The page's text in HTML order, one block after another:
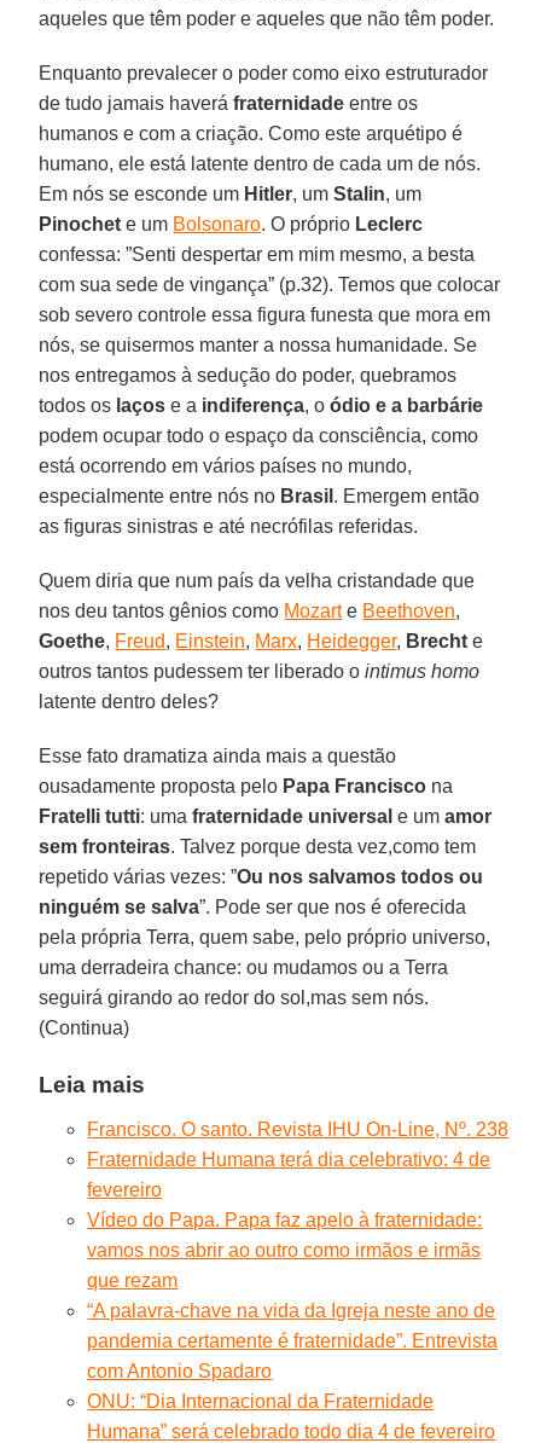
aqueles que têm poder e aqueles que não têm poder.
Enquanto prevalecer o poder como eixo estruturador
de tudo jamais haveráfraternidade entre os
humanos e com a criação. Como este arquétipo é
humano, ele está latente dentro de cada um de nós.
Em nós se esconde um Hitler, umStalin, um
Pinochet e um Bolsonaro. O próprio Leclerc
confessa: ”Senti despertar em mim mesmo, a besta
com sua sede de vingança” (p.32). Temos que colocar
sob severo controle essa figura funesta que mora em
nós, se quisermos manter a nossa humanidade. Se
nos entregamos à sedução do poder, quebramos
todos os laços e a indiferença, oódio e a barbárie
podem ocupar todo o espaço da consciência, como
está ocorrendo em vários países no mundo,
especialmente entre nós no Brasil . Emergem então
as figuras sinistras e até necrófilas referidas.
Quem diria que num país da velha cristandade que
nos deu tantos gênios como Mozarte Beethoven,
Goethe, Freud, Einstein, Marx, Heidegger, Brecht e
outros tantos pudessem ter liberado ointimus homo
latente dentro deles?
Esse fato dramatiza ainda mais a questão
ousadamente proposta pelo Papa Francisco na
Fratelli tutti: umafraternidade universal e umamor
sem fronteiras. Talvez porque desta vez,como tem
repetido várias vezes: ”Ou nos salvamos todos ou
ninguém se salva”. Pode ser que nos é oferecida
pela própria Terra, quem sabe, pelo próprio universo,
uma derradeira chance: ou mudamos ou a Terra
seguirá girando ao redor do sol,mas sem nós.
(Continua)
Leia mais
Francisco. O santo. Revista IHU On-Line, Nº. 238
Fraternidade Humana terá dia celebrativo: 4 de
fevereiro
Vídeo do Papa. Papa faz apelo à fraternidade:
vamos nos abrir ao outro como irmãos e irmãs
que rezam
“A palavra-chave na vida da Igreja neste ano de
pandemia certamente é fraternidade”. Entrevista
com Antonio Spadaro
ONU: “Dia Internacional da Fraternidade
Humana” será celebrado todo dia 4 de fevereiro